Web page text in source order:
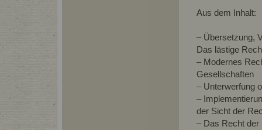
Aus dem Inhalt:
– Übersetzung,
Das lästige
– Modernes
Gesellschaften
– Unterwerfung
–
der Sicht der
– Das Recht der